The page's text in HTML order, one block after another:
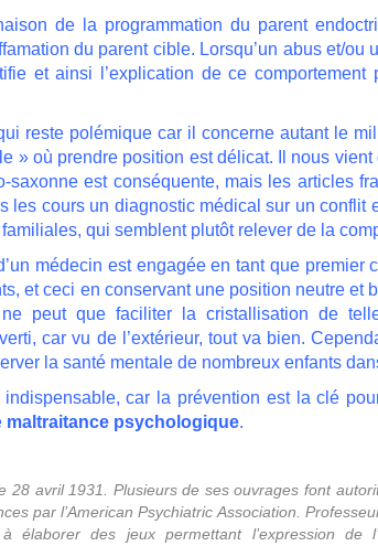
de la programmation du parent
du parent cible. Lorsqu’un abus et/
et ainsi l’explication de ce
reste polémique car il concerne autant le
» où prendre position est délicat. Il nous
saxonne est conséquente, mais les articles
les cours un diagnostic médical sur un conflit
qui semblent plutôt relever de la
médecin est engagée en tant que premier
et ceci en conservant une position neutre et
peut que faciliter la cristallisation de
car vu de l’extérieur, tout va bien.
la santé mentale de nombreux enfants
car la prévention est la clé
maltraitance psychologique.
28 avril 1931. Plusieurs de ses ouvrages font
par l’American Psychiatric Association.
élaborer des jeux permettant l’expression de